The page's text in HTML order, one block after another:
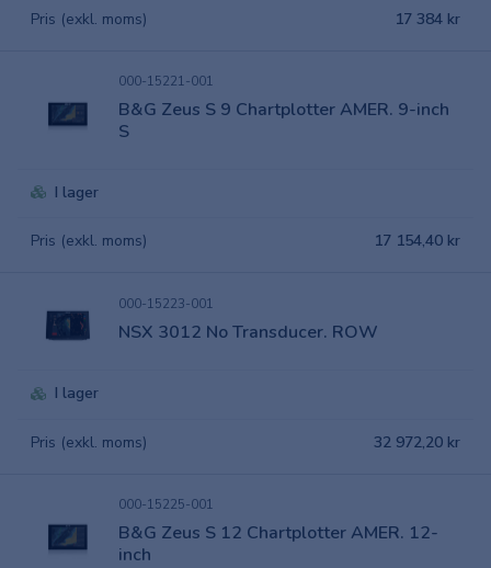
Pris (exkl. moms) 17 384 kr
000-15221-001
B&G Zeus S 9 Chartplotter AMER. 9-inch
S
I lager
Pris (exkl. moms) 17 154,40 kr
000-15223-001
NSX 3012 No Transducer. ROW
I lager
Pris (exkl. moms) 32 972,20 kr
000-15225-001
B&G Zeus S 12 Chartplotter AMER. 12-
inch